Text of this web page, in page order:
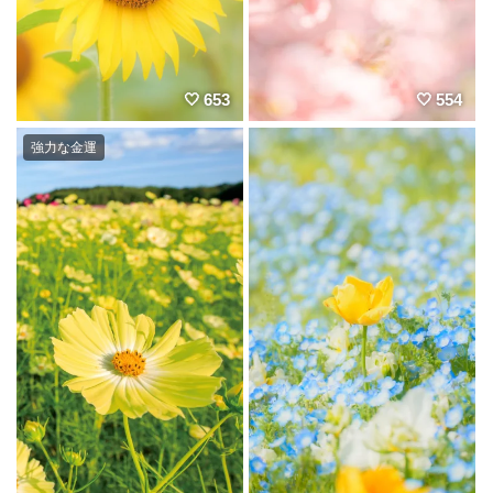
653 554
強力な金運